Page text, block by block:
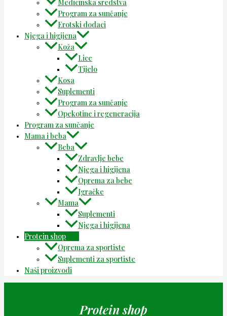
Medicinska sredstva
Program za sunčanje
Erotski dodaci
Njega i higijena
Koža
Lice
Tijelo
Kosa
Suplementi
Program za sunčanje
Opekotine i regeneracija
Program za sunčanje
Mama i beba
Beba
Zdravlje bebe
Njega i higijena
Oprema za bebe
Igračke
Mama
Suplementi
Njega i higijena
Protein shop
Oprema za sportiste
Suplementi za sportiste
Naši proizvodi
Protein shop